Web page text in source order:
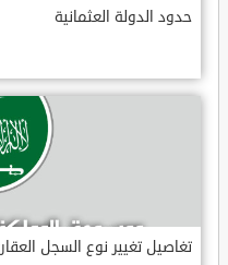
حدود الدولة العثمانية
تغاصيل تغيير نوع السجل